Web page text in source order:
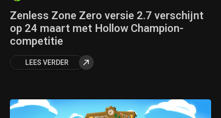
Zenless Zone Zero versie 2.7 verschijnt
op 24 maart met Hollow Champion-
competitie
LEES VERDER